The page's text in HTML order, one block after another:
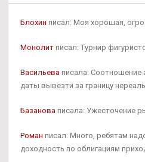
Блохин писал: Моя хорошая,
Монолит писал: Турнир
Васильева писала: Соотношение
даты вывезти за границу
Базанова писала: Ужесточение
Роман писал: Много, ребятам
доходность по облигациям